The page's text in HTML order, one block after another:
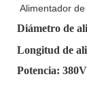
Alimentador
Diámetro de
Longitud de
Potencia: